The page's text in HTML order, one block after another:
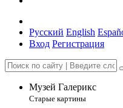
Русский English
Вход Регистрация
Музей Галерикс
Старые картины